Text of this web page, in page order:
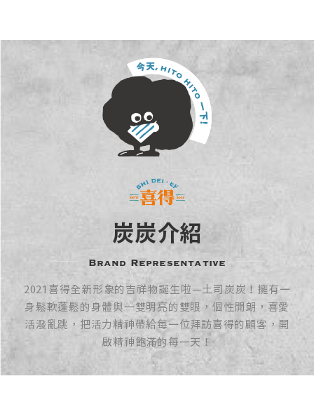
炭炭介紹
Brand Representative
2021喜得全新形象的吉祥物誕生啦—土司炭炭！擁有一
身鬆軟蓬鬆的身體與一雙明亮的雙眼，個性開朗，喜愛
活潑亂跳，把活力精神帶給每一位拜訪喜得的顧客，開
啟精神飽滿的每一天！